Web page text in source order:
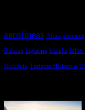
aerolineas Africa Alemania
Balears Inglaterra Islandia Islas
Bicicleta Turismo Histórico